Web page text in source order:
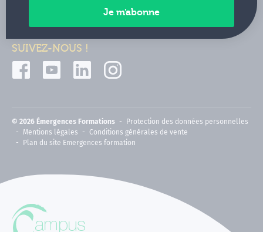
Paiements sécurisés
SUIVEZ-NOUS !
© 2026 Émergences Formations
Protection des données personnelles
Mentions légales
Conditions générales de vente
Plan du site Emergences formation